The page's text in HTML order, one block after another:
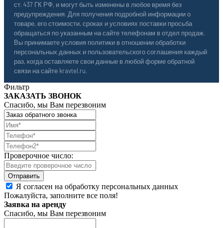
ст. 437 ГК РФ, и могут быть изменены в любое время без
предупреждения. Для получения подробной информации о
товаре, его стоимости, сроках и условиях поставки просьба
обращаться по указанным на сайте телефонам в отдел продаж.
Вы принимаете условия политики в отношении обработки
персональных данных и пользовательского соглашения каждый
раз, когда оставляете свои данные в любой форме обратной
связи на сайте kravtel.ru.
Фильтр
ЗАКАЗАТЬ ЗВОНОК
Спасибо, мы Вам перезвоним
Проверочное число:
Я согласен на обработку персональных данных
Пожалуйста, заполните все поля!
Заявка на аренду
Спасибо, мы Вам перезвоним